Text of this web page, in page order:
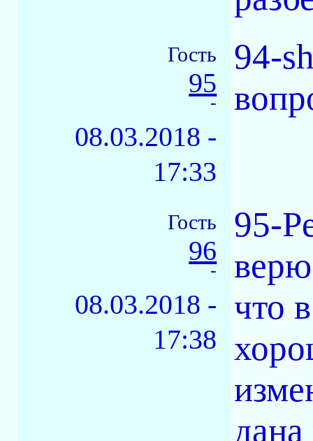
Гость
95
-
08.03.2018 -
17:33
94-
Гость
96
-
08.03.2018 -
17:38
95-
что